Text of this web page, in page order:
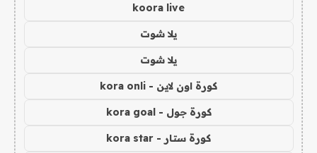
koora live
يلا شوت
يلا شوت
كورة اون لاين - kora onli
كورة جول - kora goal
كورة ستار - kora star